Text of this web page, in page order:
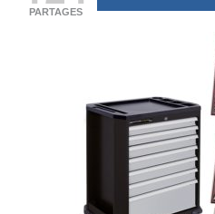
PARTAGES